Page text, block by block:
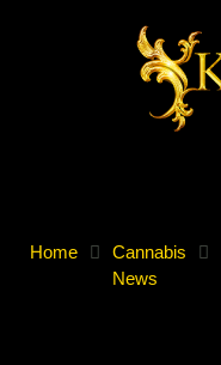
Home
Cannabis
News